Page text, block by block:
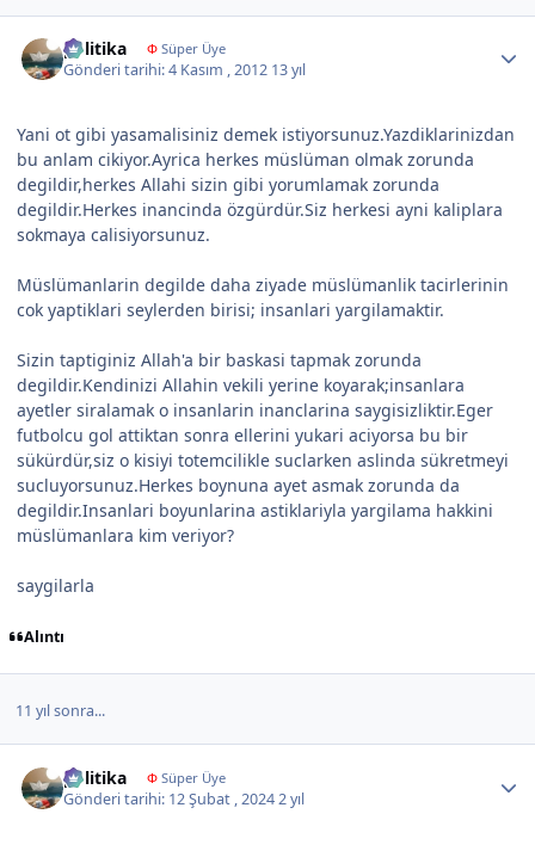
politika ΦSüper Üye
Gönderi tarihi:4 Kasım , 2012 13 yıl
Yani ot gibi yasamalisiniz demek istiyorsunuz.Yazdiklarinizdan
bu anlam cikiyor.Ayrica herkes müslüman olmak zorunda
degildir,herkes Allahi sizin gibi yorumlamak zorunda
degildir.Herkes inancinda özgürdür.Siz herkesi ayni kaliplara
sokmaya calisiyorsunuz.
Müslümanlarin degilde daha ziyade müslümanlik tacirlerinin
cok yaptiklari seylerden birisi; insanlari yargilamaktir.
Sizin taptiginiz Allah'a bir baskasi tapmak zorunda
degildir.Kendinizi Allahin vekili yerine koyarak;insanlara
ayetler siralamak o insanlarin inanclarina saygisizliktir.Eger
futbolcu gol attiktan sonra ellerini yukari aciyorsa bu bir
sükürdür,siz o kisiyi totemcilikle suclarken aslinda sükretmeyi
sucluyorsunuz.Herkes boynuna ayet asmak zorunda da
degildir.Insanlari boyunlarina astiklariyla yargilama hakkini
müslümanlara kim veriyor?
saygilarla
Alıntı
11 yıl sonra...
politika ΦSüper Üye
Gönderi tarihi: 12 Şubat , 20242 yıl